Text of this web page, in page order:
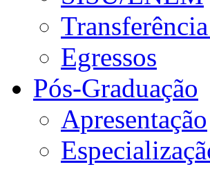
Egressos
Pós-Graduação
Apresentação